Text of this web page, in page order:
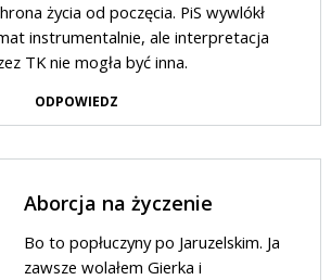
życia od poczęcia. PiS wywlókł
instrumentalnie, ale interpretacja
TK nie mogła być inna.
ODPOWIEDZ
Aborcja na życzenie
Bo to popłuczyny po Jaruzelskim. Ja
zawsze wolałem Gierka i